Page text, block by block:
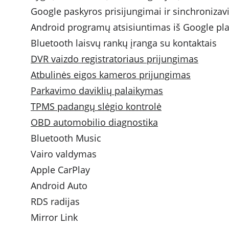
Google paskyros prisijungimai ir
Android programų atsisiuntimas iš Google
Bluetooth laisvų rankų įranga su kontaktais
DVR vaizdo registratoriaus prijungimas
Atbulinės eigos kameros prijungimas
Parkavimo daviklių palaikymas
TPMS padangų slėgio kontrolė
OBD automobilio diagnostika
Bluetooth Music
Vairo valdymas
Apple CarPlay
Android Auto
RDS radijas
Mirror Link